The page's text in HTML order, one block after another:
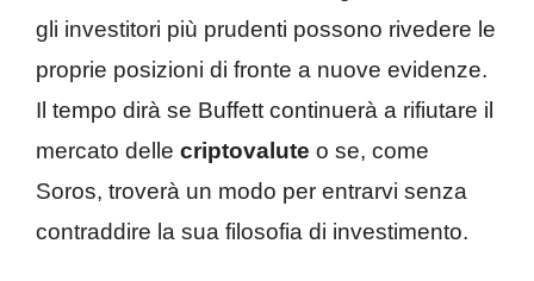
gli investitori più prudenti possono rivedere le
proprie posizioni di fronte a nuove evidenze.
Il tempo dirà se Buffett continuerà a rifiutare il
mercato delle criptovalute o se, come
Soros, troverà un modo per entrarvi senza
contraddire la sua filosofia di investimento.